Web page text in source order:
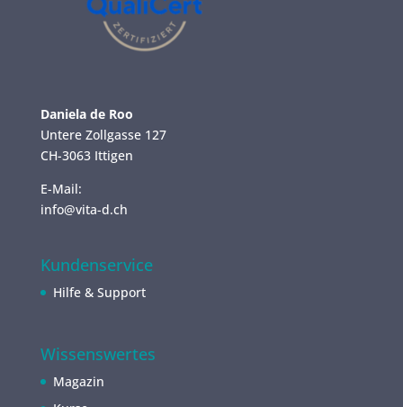
Daniela de Roo
Untere Zollgasse 127
CH-3063 Ittigen
E-Mail:
info@vita-d.ch
Kundenservice
Hilfe & Support
Wissenswertes
Magazin